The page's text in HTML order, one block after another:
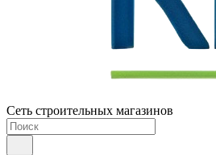
Сеть строительных магазинов